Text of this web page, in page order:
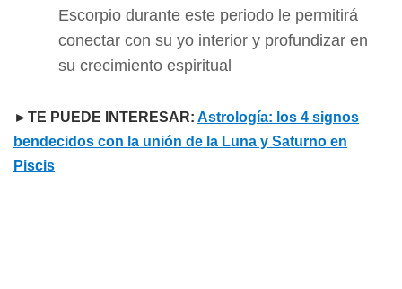
Escorpio durante este periodo le permitirá
conectar con su yo interior y profundizar en
su crecimiento espiritual
►TE PUEDE INTERESAR: Astrología: los 4 signos
bendecidos con la unión de la Luna y Saturno en
Piscis